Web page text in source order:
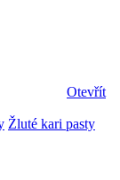
Otevřít
Žluté kari pasty